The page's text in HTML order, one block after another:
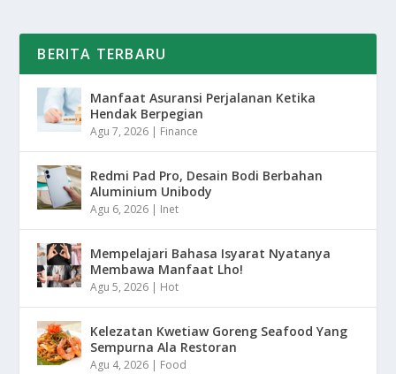
BERITA TERBARU
Manfaat Asuransi Perjalanan Ketika
Hendak Berpegian
Agu 7, 2026 | Finance
Redmi Pad Pro, Desain Bodi Berbahan
Aluminium Unibody
Agu 6, 2026 | Inet
Mempelajari Bahasa Isyarat Nyatanya
Membawa Manfaat Lho!
Agu 5, 2026 | Hot
Kelezatan Kwetiaw Goreng Seafood Yang
Sempurna Ala Restoran
Agu 4, 2026 | Food